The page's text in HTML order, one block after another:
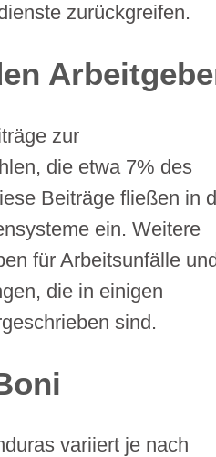
zurückgreifen.
zur
die etwa 7% des
Beiträge fließen in
ein. Weitere
für Arbeitsunfälle
die in einigen
sind.
variiert je nach